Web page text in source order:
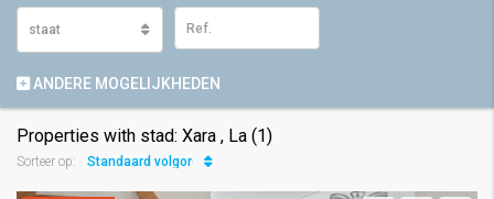
staat
ANDERE MOGELIJKHEDEN
Properties with stad: Xara , La (1)
Sorteer op: Standaard volgorde